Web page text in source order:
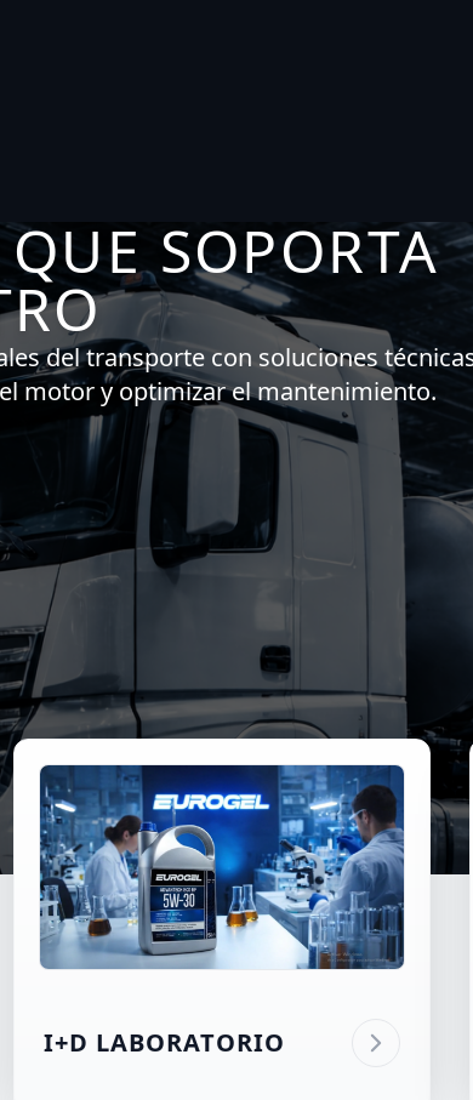
SOPORTA
del transporte con soluciones
motor y optimizar el mantenimiento.
I+D LABORATORIO